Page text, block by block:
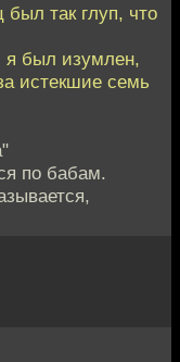
так глуп, что
я был изумлен,
истекшие семь
по бабам.